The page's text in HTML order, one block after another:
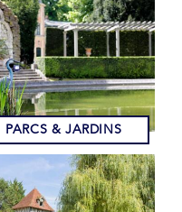
PARCS & JARDINS